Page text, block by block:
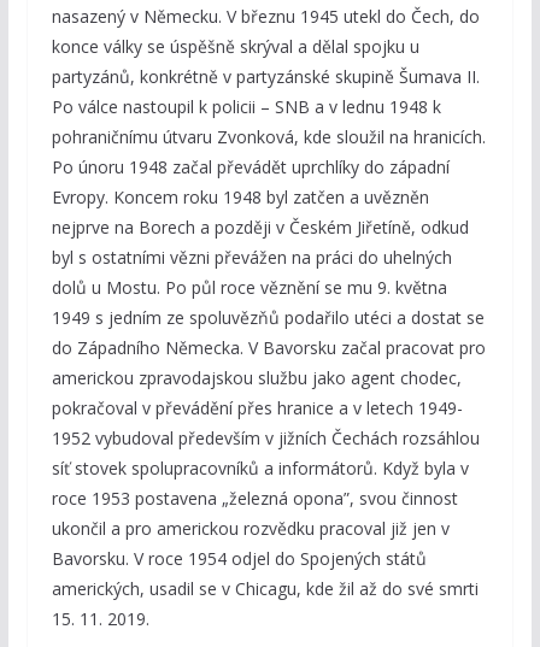
nasazený v Německu. V březnu 1945 utekl do Čech, do
konce války se úspěšně skrýval a dělal spojku u
partyzánů, konkrétně v partyzánské skupině Šumava II.
Po válce nastoupil k policii – SNB a v lednu 1948 k
pohraničnímu útvaru Zvonková, kde sloužil na hranicích.
Po únoru 1948 začal převádět uprchlíky do západní
Evropy. Koncem roku 1948 byl zatčen a uvězněn
nejprve na Borech a později v Českém Jiřetíně, odkud
byl s ostatními vězni převážen na práci do uhelných
dolů u Mostu. Po půl roce věznění se mu 9. května
1949 s jedním ze spoluvězňů podařilo utéci a dostat se
do Západního Německa. V Bavorsku začal pracovat pro
americkou zpravodajskou službu jako agent chodec,
pokračoval v převádění přes hranice a v letech 1949-
1952 vybudoval především v jižních Čechách rozsáhlou
síť stovek spolupracovníků a informátorů. Když byla v
roce 1953 postavena „železná opona”, svou činnost
ukončil a pro americkou rozvědku pracoval již jen v
Bavorsku. V roce 1954 odjel do Spojených států
amerických, usadil se v Chicagu, kde žil až do své smrti
15. 11. 2019.